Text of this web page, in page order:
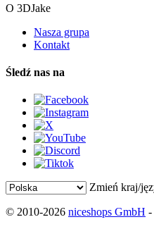
O 3DJake
Nasza grupa
Kontakt
Śledź nas na
Zmień kraj/
© 2010-2026 niceshops GmbH -